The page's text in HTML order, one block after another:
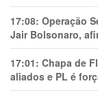
17:08: Operação
Jair Bolsonaro,
17:01: Chapa de
aliados e PL é